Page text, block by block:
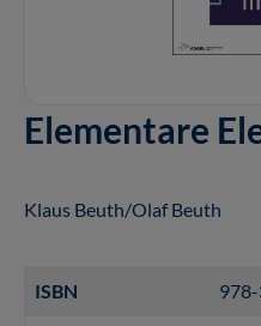
Elementare
Klaus Beuth/Olaf Beuth
ISBN